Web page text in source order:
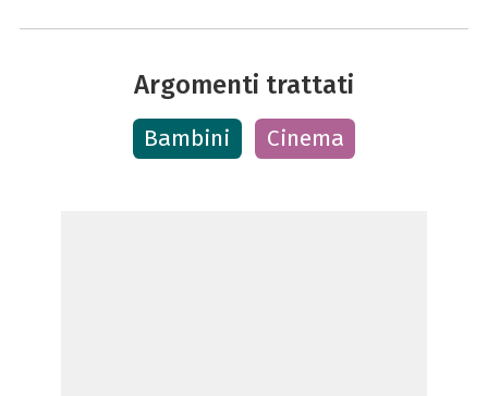
Argomenti trattati
Bambini Cinema